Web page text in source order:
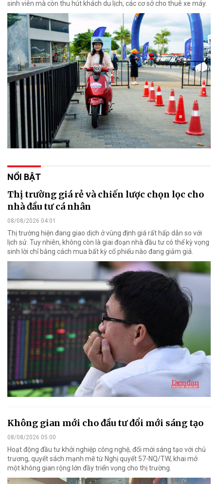
sinh viên mà còn thu hút khách du lịch, các cơ sở cho thuê xe máy.
NỔI BẬT
Thị trường giá rẻ và chiến lược chọn lọc cho
nhà đầu tư cá nhân
08/08/2026 04:01
Thị trường hiện đang giao dịch ở vùng định giá rất hấp dẫn so với
lịch sử. Tuy nhiên, không còn là giai đoạn nhà đầu tư có thể kỳ vọng
sinh lời chỉ bằng cách mua bất kỳ cổ phiếu nào đang giảm giá.
Không gian mới cho đầu tư đổi mới sáng tạo
08/08/2026 05:00
Hoạt động đầu tư khởi nghiệp công nghệ, đổi mới sáng tạo với chủ
trương, quyết sách mạnh mẽ từ Nghị quyết 57-NQ/TW, khai mở
một không gian rộng lớn đầy triển vọng cho thị trường.